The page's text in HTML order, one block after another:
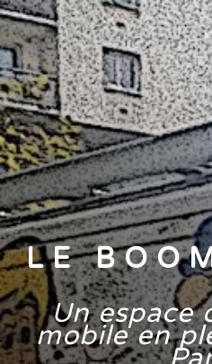
LE
Un espace
mobile en